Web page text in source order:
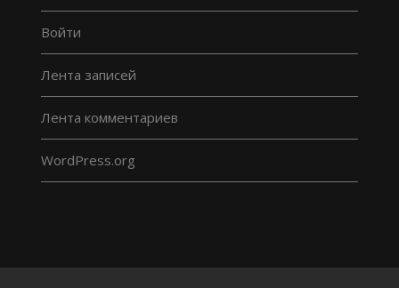
Войти
Лента записей
Лента комментариев
WordPress.org